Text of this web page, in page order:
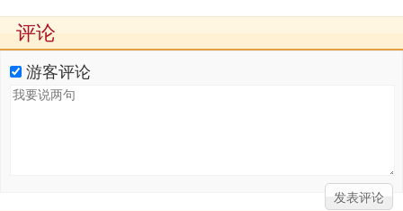
评论
游客评论